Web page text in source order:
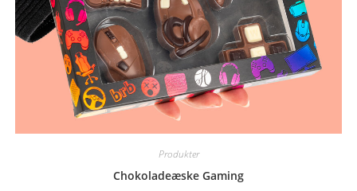
Produkter
Chokoladeæske Gaming